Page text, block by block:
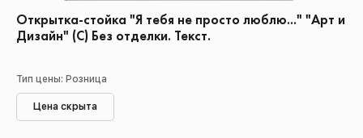
Открытка-стойка "Я тебя не просто люблю..." "Арт и
Дизайн" (С) Без отделки. Текст.
Тип цены: Розница
Цена скрыта